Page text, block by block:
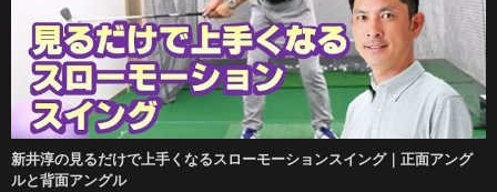
新井淳の見るだけで上手くなるスローモーションスイング｜正面アング
ルと背面アングル